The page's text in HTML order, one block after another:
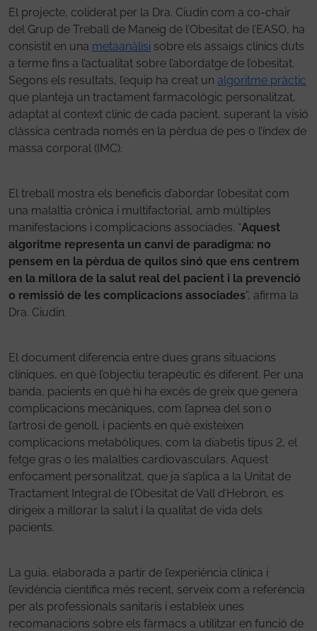
El projecte, coliderat per la Dra. Ciudin com a co-chair
del Grup de Treball de Maneig de l’Obesitat de l’EASO, ha
consistit en una metaanàlisi sobre els assaigs clínics duts
a terme fins a l’actualitat sobre l’abordatge de l’obesitat.
Segons els resultats, l’equip ha creat un algoritme pràctic
que planteja un tractament farmacològic personalitzat,
adaptat al context clínic de cada pacient, superant la visió
clàssica centrada només en la pèrdua de pes o l’índex de
massa corporal (IMC).
El treball mostra els beneficis d’abordar l’obesitat com
una malaltia crònica i multifactorial, amb múltiples
manifestacions i complicacions associades. “Aquest
algoritme representa un canvi de paradigma: no
pensem en la pèrdua de quilos sinó que ens centrem
en la millora de la salut real del pacient i la prevenció
o remissió de les complicacions associades”, afirma la
Dra. Ciudin.
El document diferencia entre dues grans situacions
clíniques, en què l’objectiu terapèutic és diferent. Per una
banda, pacients en què hi ha excés de greix que genera
complicacions mecàniques, com l’apnea del son o
l’artrosi de genoll, i pacients en què existeixen
complicacions metabòliques, com la diabetis tipus 2, el
fetge gras o les malalties cardiovasculars. Aquest
enfocament personalitzat, que ja s’aplica a la Unitat de
Tractament Integral de l’Obesitat de Vall d’Hebron, es
dirigeix a millorar la salut i la qualitat de vida dels
pacients.
La guia, elaborada a partir de l’experiència clínica i
l’evidència científica més recent, serveix com a referència
per als professionals sanitaris i estableix unes
recomanacions sobre els fàrmacs a utilitzar en funció de